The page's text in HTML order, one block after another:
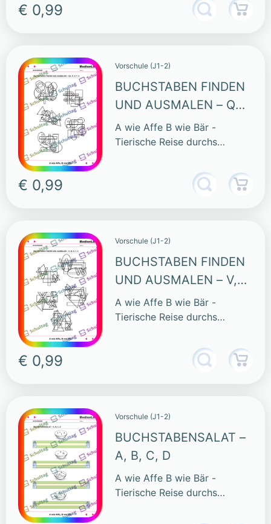
€ 0,99
Vorschule (J1-2)
BUCHSTABEN FINDEN
UND AUSMALEN – QU,
R, S, T, U
A wie Affe B wie Bär -
Tierische Reise durchs
€ 0,99
Vorschule (J1-2)
BUCHSTABEN FINDEN
UND AUSMALEN – V,
W, X, Y, Z
A wie Affe B wie Bär -
Tierische Reise durchs
€ 0,99
Vorschule (J1-2)
BUCHSTABENSALAT –
A, B, C, D
A wie Affe B wie Bär -
Tierische Reise durchs